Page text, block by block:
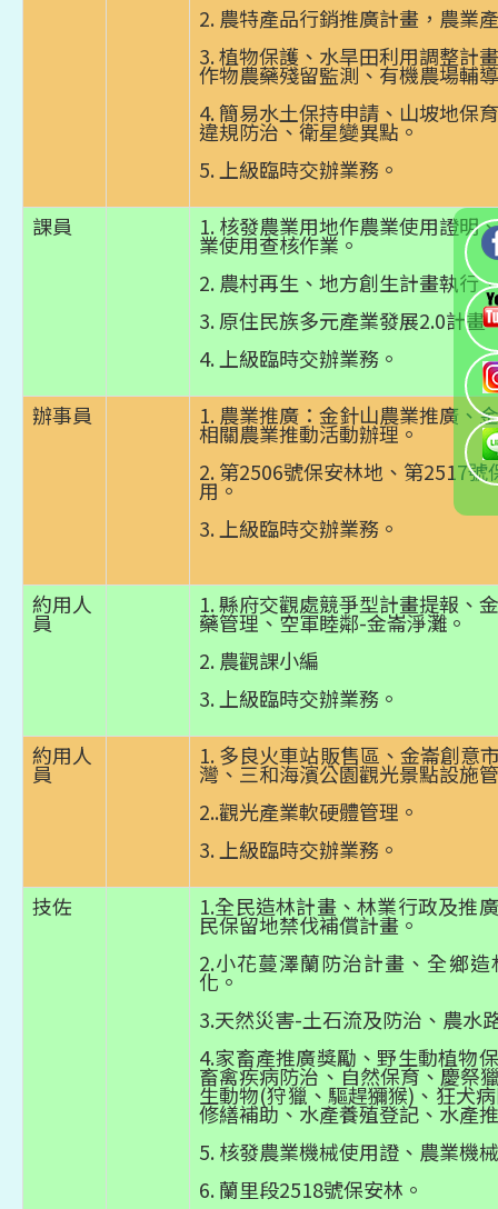
2. 農特產品行銷推廣計畫，農業
3. 植物保護、水旱田利用調整計
作物農藥殘留監測、有機農場輔
4. 簡易水土保持申請、山坡地保
違規防治、衛星變異點。
5. 上級臨時交辦業務。
課員
1. 核發農業用地作農業使用證明
業使用查核作業。
2. 農村再生、地方創生計畫執行
3. 原住民族多元產業發展2.0計畫
4. 上級臨時交辦業務。
辦事員
1. 農業推廣：金針山農業推廣、
相關農業推動活動辦理。
2. 第2506號保安林地、第2517
用。
3. 上級臨時交辦業務。
約用人
員
1. 縣府交觀處競爭型計畫提報、
藥管理、空軍睦鄰-金崙淨灘。
2. 農觀課小編
3. 上級臨時交辦業務。
約用人
員
1. 多良火車站販售區、金崙創意
灣、三和海濱公園觀光景點設施
2..觀光產業軟硬體管理。
3. 上級臨時交辦業務。
技佐
1.全民造林計畫、林業行政及推
民保留地禁伐補償計畫。
2.小花蔓澤蘭防治計畫、全鄉
化。
3.天然災害-土石流及防治、農水
4.家畜產推廣獎勵、野生動植物
畜禽疾病防治、自然保育、慶祭
生動物(狩獵、驅趕獼猴)、狂犬
修繕補助、水產養殖登記、水產
5. 核發農業機械使用證、農業機
6. 蘭里段2518號保安林。